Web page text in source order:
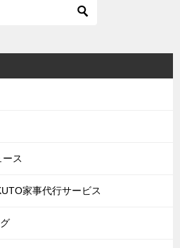
ス
家事代行サービス